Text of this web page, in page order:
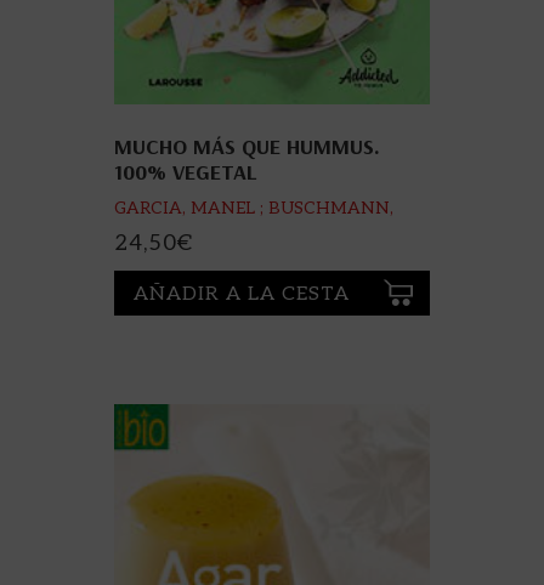
MUCHO MÁS QUE HUMMUS.
100% VEGETAL
GARCIA, MANEL ; BUSCHMANN,
HANNA
24,50€
AÑADIR A LA CESTA